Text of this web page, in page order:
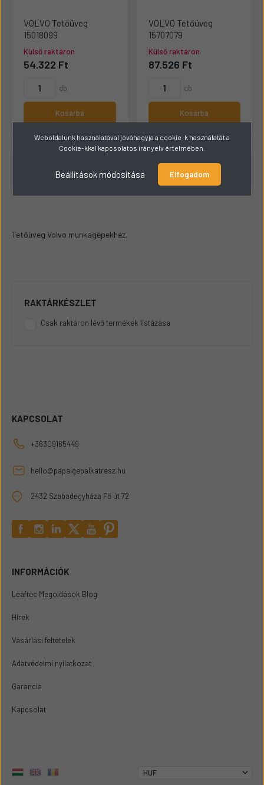
VOLVO Tetőüveg
15018099
Külső raktáron
54.322 Ft
db
Kosárba
VOLVO Tetőüveg
15707079
Külső raktáron
87.526 Ft
db
Kosárba
Tetőüveg Volvo munkagépekhez.
RAKTÁRKÉSZLET
Csak raktáron lévő termékek listázása
KAPCSOLAT
+36309165449
hello@papaigepalkatresz.hu
2432 Szabadegyháza Fő út 72
INFORMÁCIÓK
Leaftec Megoldások Blog
Hírek
Vásárlási feltételek
Adatvédelmi nyilatkozat
Garancia
Kapcsolat
Weboldalunk használatával jóváhagyja a cookie-k használatát a
Cookie-kkal kapcsolatos irányelv értelmében.
Beállítások módosítása Elfogadom